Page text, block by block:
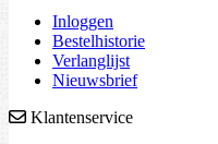
Inloggen
Bestelhistorie
Verlanglijst
Nieuwsbrief
Klantenservice